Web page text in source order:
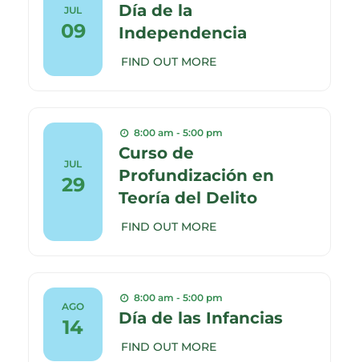
JUL
09
Día de la
Independencia
FIND OUT MORE
JUL
29
8:00 am - 5:00 pm
Curso de
Profundización en
Teoría del Delito
FIND OUT MORE
AGO
14
8:00 am - 5:00 pm
Día de las Infancias
FIND OUT MORE